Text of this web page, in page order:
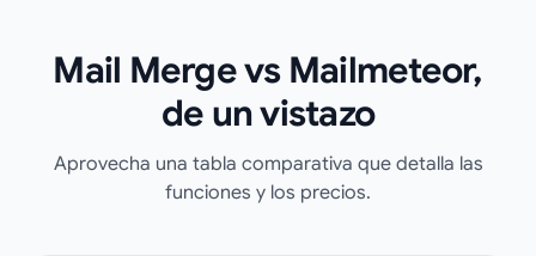
Mail Merge vs Mailmeteor,
de un vistazo
Aprovecha una tabla comparativa que detalla las
funciones y los precios.